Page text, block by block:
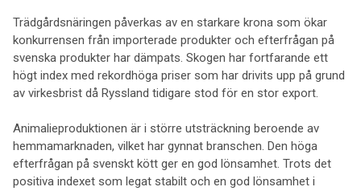
Trädgårdsnäringen påverkas av en starkare krona som ökar
konkurrensen från importerade produkter och efterfrågan på
svenska produkter har dämpats. Skogen har fortfarande ett
högt index med rekordhöga priser som har drivits upp på grund
av virkesbrist då Ryssland tidigare stod för en stor export.
Animalieproduktionen är i större utsträckning beroende av
hemmamarknaden, vilket har gynnat branschen. Den höga
efterfrågan på svenskt kött ger en god lönsamhet. Trots det
positiva indexet som legat stabilt och en god lönsamhet i